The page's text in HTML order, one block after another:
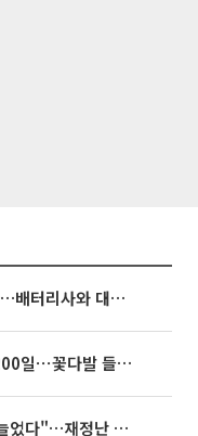
포스코퓨처엠, LFP 시장 뚫었다…배터리사와 대규모 장기 공급 합의
아옳이, 한의사 김형배와 벌써 200일⋯꽃다발 들고 "프러포즈 아냐"
추미애 "복지가 아니라 도민이 늘었다"…재정난 책임론 정면돌파